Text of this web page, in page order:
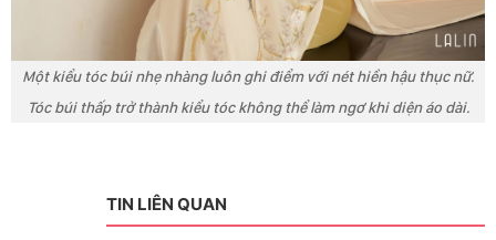
Một kiểu tóc búi nhẹ nhàng luôn ghi điểm với nét hiền hậu thục nữ.
Tóc búi thấp trở thành kiểu tóc không thể làm ngơ khi diện áo dài.
TIN LIÊN QUAN